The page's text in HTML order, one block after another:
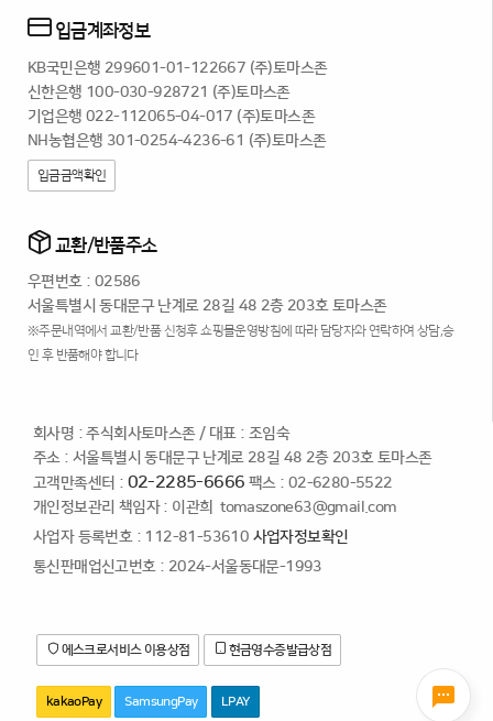
입금계좌정보
KB국민은행 299601-01-122667 (주)토마스존
신한은행 100-030-928721 (주)토마스존
기업은행 022-112065-04-017 (주)토마스존
NH농협은행 301-0254-4236-61 (주)토마스존
입금금액확인
교환/반품주소
우편번호 : 02586
서울특별시 동대문구 난계로 28길 48 2층 203호 토마스존
※주문내역에서 교환/반품 신청후 쇼핑몰운영방침에 따라 담당자와 연락하여 상담,승
인 후 반품해야 합니다
회사명 : 주식회사토마스존/ 대표 : 조임숙
주소 : 서울특별시 동대문구 난계로 28길 48 2층 203호 토마스존
고객만족센터 : 02-2285-6666 팩스 : 02-6280-5522
개인정보관리 책임자 : 이관희 tomaszone63@gmail.com
사업자 등록번호 : 112-81-53610 사업자정보확인
통신판매업신고번호 : 2024-서울동대문-1993
에스크로서비스 이용상점 현금영수증발급상점
kakaoPay SamsungPay LPAY